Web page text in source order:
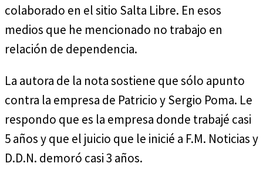
colaborado en el sitio Salta Libre. En esos
medios que he mencionado no trabajo en
relación de dependencia.
La autora de la nota sostiene que sólo apunto
contra la empresa de Patricio y Sergio Poma. Le
respondo que es la empresa donde trabajé casi
5 años y que el juicio que le inicié a F.M. Noticias y
D.D.N. demoró casi 3 años.